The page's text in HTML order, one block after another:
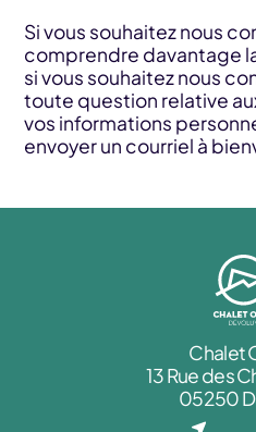
Si vous souhaitez nous
comprendre davantage
si vous souhaitez nous
toute question relative
vos informations
envoyer un courriel à
Chalet
13 Rue des
05250